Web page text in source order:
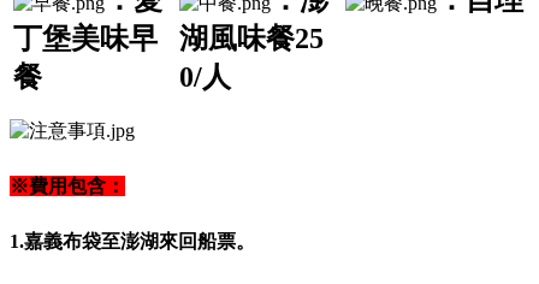
丁堡美味早
餐
湖風味餐25
0/人
※費用包含：
1.嘉義布袋至澎湖來回船票。